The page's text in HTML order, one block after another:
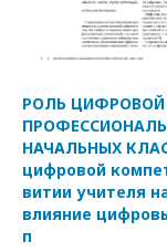
РОЛЬ
НАЧАЛЬНЫХ
цифровой
витии учителя
влияние
п